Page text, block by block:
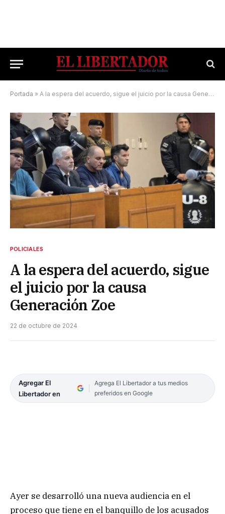
Portada » A la espera del acuerdo, sigue el juicio por la causa Generación Zoe
POLICIALES
A la espera del acuerdo, sigue
el juicio por la causa
Generación Zoe
22 de octubre de 2024
Agregar El
Libertador en
Agrega El Libertador a tus medios
preferidos en Google
Ayer se desarrolló una nueva audiencia en el
proceso que tiene en el banquillo de los acusados